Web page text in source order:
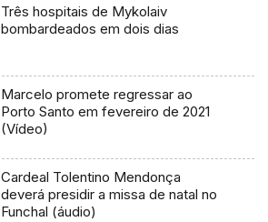
Três hospitais de Mykolaiv
bombardeados em dois dias
Marcelo promete regressar ao
Porto Santo em fevereiro de 2021
(Vídeo)
Cardeal Tolentino Mendonça
deverá presidir a missa de natal no
Funchal (áudio)